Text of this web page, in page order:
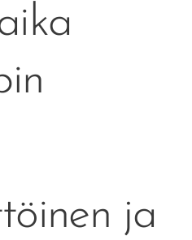
ja